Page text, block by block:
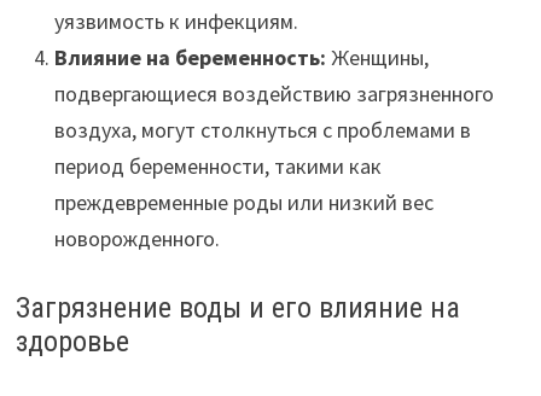
уязвимость к инфекциям.
Влияние на беременность: Женщины,
подвергающиеся воздействию загрязненного
воздуха, могут столкнуться с проблемами в
период беременности, такими как
преждевременные роды или низкий вес
новорожденного.
Загрязнение воды и его влияние на
здоровье